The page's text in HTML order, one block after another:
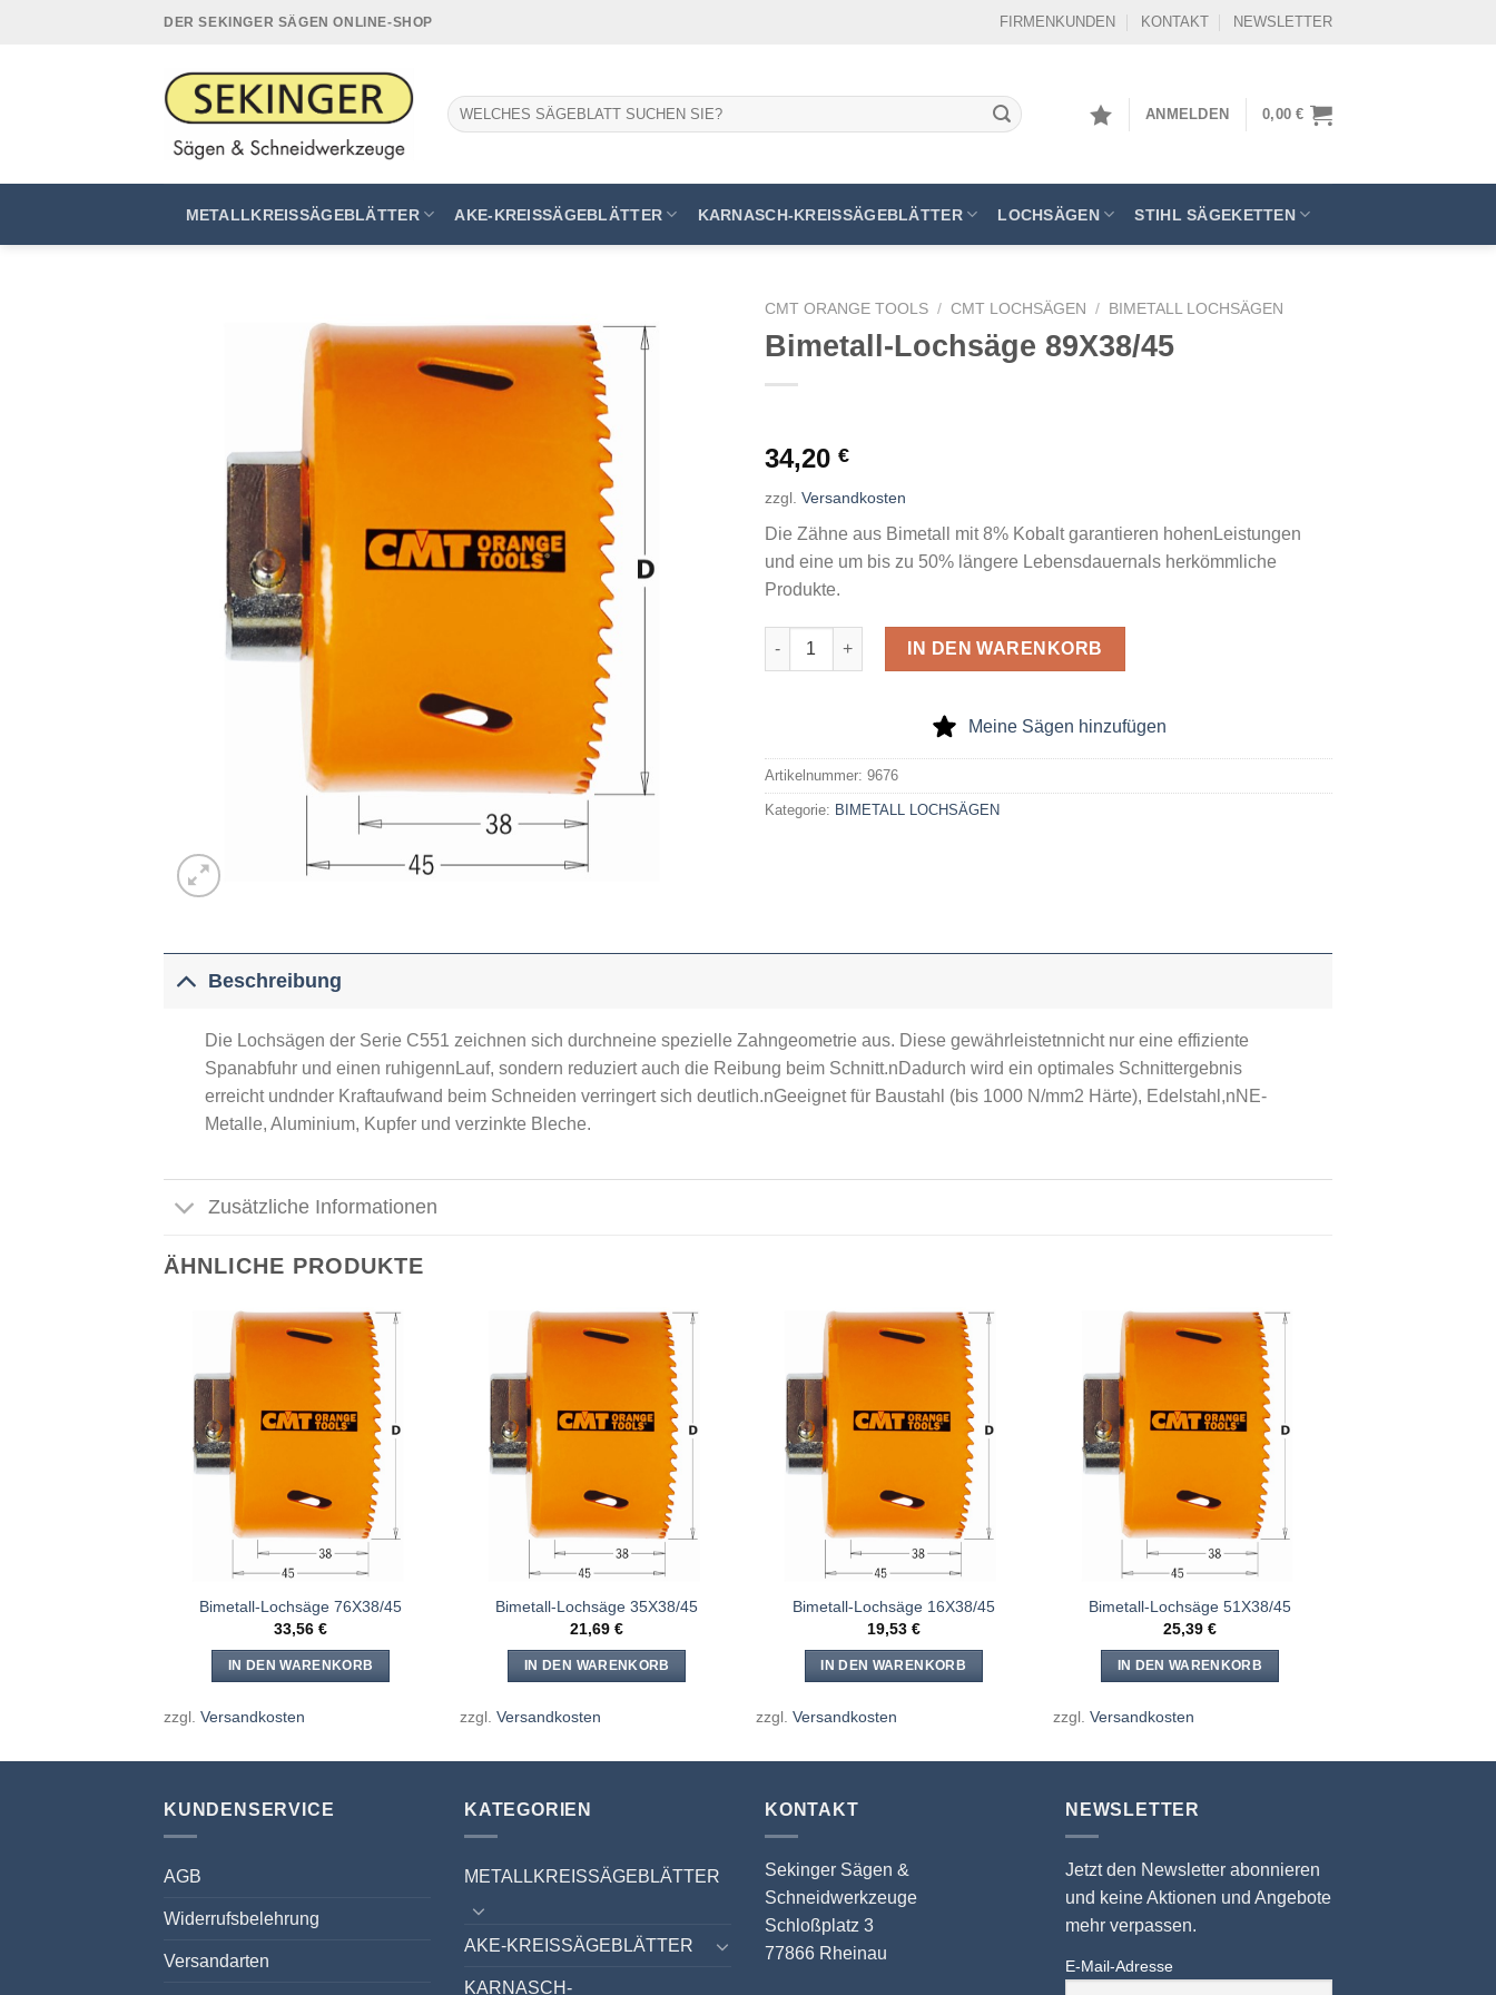
DER SEKINGER SÄGEN ONLINE-SHOP FIRMENKUNDEN KONTAKT NEWSLETTER
Suchen
nach:
ANMELDEN 0,00€
METALLKREISSÄGEBLÄTTER AKE-KREISSÄGEBLÄTTER KARNASCH-KREISSÄGEBLÄTTER LOCHSÄGEN STIHL SÄGEKETTEN
CMT ORANGE TOOLS / CMT LOCHSÄGEN / BIMETALL LOCHSÄGEN
Bimetall-Lochsäge 89X38/45
34,20 €
zzgl. Versandkosten
Die Zähne aus Bimetall mit 8% Kobalt garantieren hohenLeistungen
und eine um bis zu 50% längere Lebensdauernals herkömmliche
Produkte.
Bimetall-Lochsäge 89X38/45 Menge
IN DEN WARENKORB
Meine Sägen hinzufügen
Artikelnummer: 9676
Kategorie: BIMETALL LOCHSÄGEN
Beschreibung
Die Lochsägen der Serie C551 zeichnen sich durchneine spezielle Zahngeometrie aus. Diese gewährleistetnnicht nur eine effiziente
Spanabfuhr und einen ruhigennLauf, sondern reduziert auch die Reibung beim Schnitt.nDadurch wird ein optimales Schnittergebnis
erreicht undnder Kraftaufwand beim Schneiden verringert sich deutlich.nGeeignet für Baustahl (bis 1000 N/mm2 Härte), Edelstahl,nNE-
Metalle, Aluminium, Kupfer und verzinkte Bleche.
Zusätzliche Informationen
ÄHNLICHE PRODUKTE
Meine
Sägen
hinzufügen
Bimetall-Lochsäge 76X38/45
33,56€
IN DEN WARENKORB
zzgl. Versandkosten
Meine
Sägen
hinzufügen
Bimetall-Lochsäge 35X38/45
21,69€
IN DEN WARENKORB
zzgl.Versandkosten
Meine
Sägen
hinzufügen
Bimetall-Lochsäge 16X38/45
19,53 €
IN DEN WARENKORB
zzgl.Versandkosten
Meine
Sägen
hinzufügen
Bimetall-Lochsäge 51X38/45
25,39 €
IN DEN WARENKORB
zzgl. Versandkosten
KUNDENSERVICE
AGB
Widerrufsbelehrung
Versandarten
KATEGORIEN
METALLKREISSÄGEBLÄTTER
AKE-KREISSÄGEBLÄTTER
KARNASCH-
KONTAKT
Sekinger Sägen &
Schneidwerkzeuge
Schloßplatz 3
77866 Rheinau
NEWSLETTER
Jetzt den Newsletter abonnieren
und keine Aktionen und Angebote
mehr verpassen.
E-Mail-Adresse